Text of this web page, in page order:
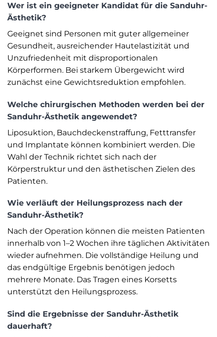
Wer ist ein geeigneter Kandidat für die Sanduhr-
Ästhetik?
Geeignet sind Personen mit guter allgemeiner
Gesundheit, ausreichender Hautelastizität und
Unzufriedenheit mit disproportionalen
Körperformen. Bei starkem Übergewicht wird
zunächst eine Gewichtsreduktion empfohlen.
Welche chirurgischen Methoden werden bei der
Sanduhr-Ästhetik angewendet?
Liposuktion, Bauchdeckenstraffung, Fetttransfer
und Implantate können kombiniert werden. Die
Wahl der Technik richtet sich nach der
Körperstruktur und den ästhetischen Zielen des
Patienten.
Wie verläuft der Heilungsprozess nach der
Sanduhr-Ästhetik?
Nach der Operation können die meisten Patienten
innerhalb von 1–2 Wochen ihre täglichen Aktivitäten
wieder aufnehmen. Die vollständige Heilung und
das endgültige Ergebnis benötigen jedoch
mehrere Monate. Das Tragen eines Korsetts
unterstützt den Heilungsprozess.
Sind die Ergebnisse der Sanduhr-Ästhetik
dauerhaft?